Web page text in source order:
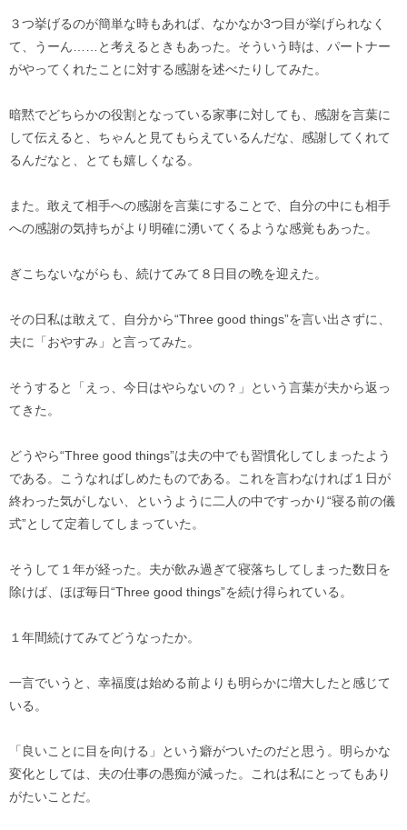
３つ挙げるのが簡単な時もあれば、なかなか3つ目が挙げられなく
て、うーん……と考えるときもあった。そういう時は、パートナー
がやってくれたことに対する感謝を述べたりしてみた。
暗黙でどちらかの役割となっている家事に対しても、感謝を言葉に
して伝えると、ちゃんと見てもらえているんだな、感謝してくれて
るんだなと、とても嬉しくなる。
また。敢えて相手への感謝を言葉にすることで、自分の中にも相手
への感謝の気持ちがより明確に湧いてくるような感覚もあった。
ぎこちないながらも、続けてみて８日目の晩を迎えた。
その日私は敢えて、自分から“Three good things”を言い出さずに、
夫に「おやすみ」と言ってみた。
そうすると「えっ、今日はやらないの？」という言葉が夫から返っ
てきた。
どうやら“Three good things”は夫の中でも習慣化してしまったよう
である。こうなればしめたものである。これを言わなければ１日が
終わった気がしない、というように二人の中ですっかり“寝る前の儀
式”として定着してしまっていた。
そうして１年が経った。夫が飲み過ぎて寝落ちしてしまった数日を
除けば、ほぼ毎日“Three good things”を続け得られている。
１年間続けてみてどうなったか。
一言でいうと、幸福度は始める前よりも明らかに増大したと感じて
いる。
「良いことに目を向ける」という癖がついたのだと思う。明らかな
変化としては、夫の仕事の愚痴が減った。これは私にとってもあり
がたいことだ。